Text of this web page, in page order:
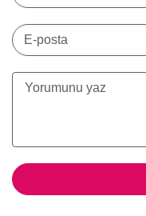
E-posta